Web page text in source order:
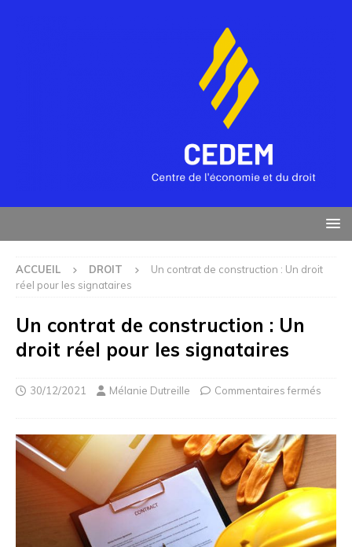
ACCUEIL DROIT
Un contrat de construction : Un droit
réel pour les signataires
Un contrat de construction : Un
droit réel pour les signataires
30/12/2021 Mélanie Dutreille Commentaires fermés